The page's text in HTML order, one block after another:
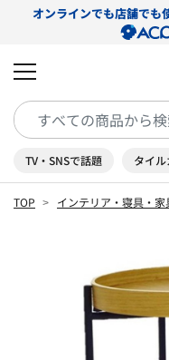
オンラインでも店舗でも
TV・SNSで話題 タイ
TOP インテリア・寝具・家